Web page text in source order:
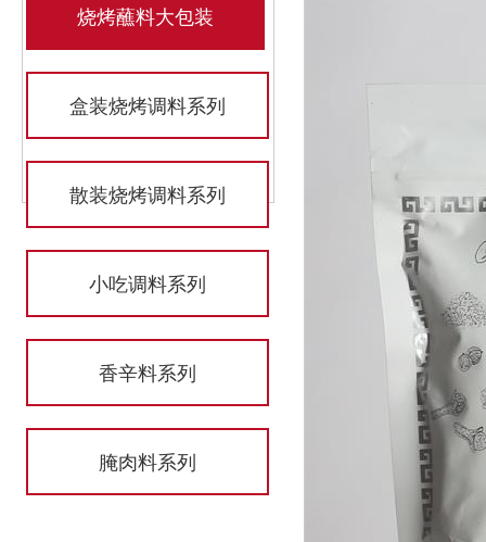
烧烤蘸料大包装
盒装烧烤调料系列
散装烧烤调料系列
小吃调料系列
香辛料系列
腌肉料系列